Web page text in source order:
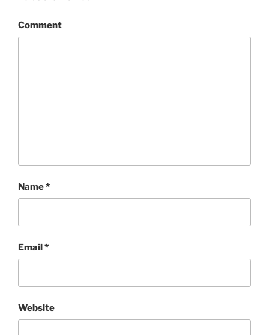
Comment
Name*
Email*
Website